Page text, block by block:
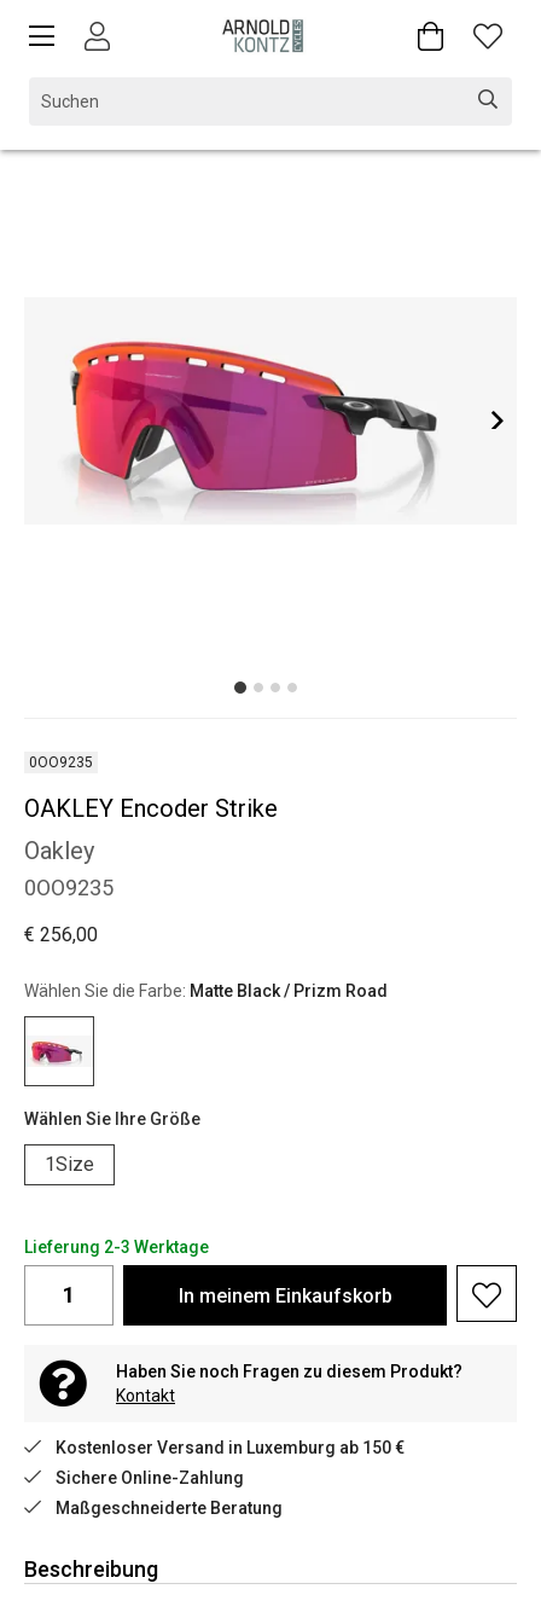
0OO9235
OAKLEY Encoder Strike
Oakley
0OO9235
€ 256,00
Wählen Sie die Farbe: Matte Black / Prizm Road
Wählen Sie Ihre Größe
1Size
Lieferung 2-3 Werktage
In meinem Einkaufskorb
Haben Sie noch Fragen zu diesem Produkt?
Kontakt
Kostenloser Versand in Luxemburg ab 150 €
Sichere Online-Zahlung
Maßgeschneiderte Beratung
Beschreibung